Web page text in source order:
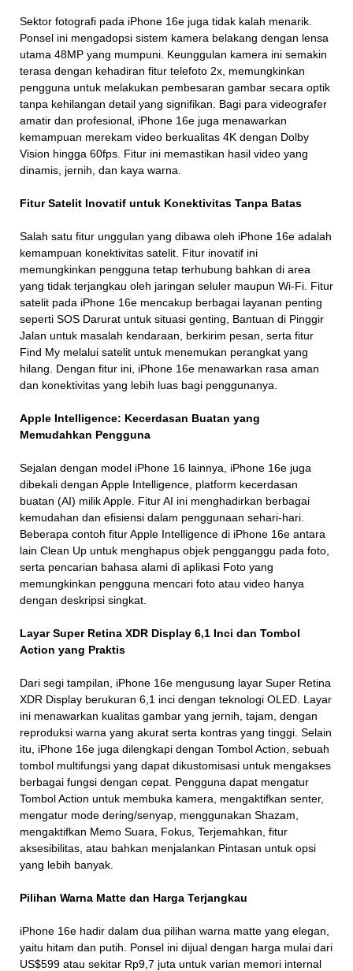
Sektor fotografi pada iPhone 16e juga tidak kalah menarik.
Ponsel ini mengadopsi sistem kamera belakang dengan lensa
utama 48MP yang mumpuni. Keunggulan kamera ini semakin
terasa dengan kehadiran fitur telefoto 2x, memungkinkan
pengguna untuk melakukan pembesaran gambar secara optik
tanpa kehilangan detail yang signifikan. Bagi para videografer
amatir dan profesional, iPhone 16e juga menawarkan
kemampuan merekam video berkualitas 4K dengan Dolby
Vision hingga 60fps. Fitur ini memastikan hasil video yang
dinamis, jernih, dan kaya warna.
Fitur Satelit Inovatif untuk Konektivitas Tanpa Batas
Salah satu fitur unggulan yang dibawa oleh iPhone 16e adalah
kemampuan konektivitas satelit. Fitur inovatif ini
memungkinkan pengguna tetap terhubung bahkan di area
yang tidak terjangkau oleh jaringan seluler maupun Wi-Fi. Fitur
satelit pada iPhone 16e mencakup berbagai layanan penting
seperti SOS Darurat untuk situasi genting, Bantuan di Pinggir
Jalan untuk masalah kendaraan, berkirim pesan, serta fitur
Find My melalui satelit untuk menemukan perangkat yang
hilang. Dengan fitur ini, iPhone 16e menawarkan rasa aman
dan konektivitas yang lebih luas bagi penggunanya.
Apple Intelligence: Kecerdasan Buatan yang
Memudahkan Pengguna
Sejalan dengan model iPhone 16 lainnya, iPhone 16e juga
dibekali dengan Apple Intelligence, platform kecerdasan
buatan (AI) milik Apple. Fitur AI ini menghadirkan berbagai
kemudahan dan efisiensi dalam penggunaan sehari-hari.
Beberapa contoh fitur Apple Intelligence di iPhone 16e antara
lain Clean Up untuk menghapus objek pengganggu pada foto,
serta pencarian bahasa alami di aplikasi Foto yang
memungkinkan pengguna mencari foto atau video hanya
dengan deskripsi singkat.
Layar Super Retina XDR Display 6,1 Inci dan Tombol
Action yang Praktis
Dari segi tampilan, iPhone 16e mengusung layar Super Retina
XDR Display berukuran 6,1 inci dengan teknologi OLED. Layar
ini menawarkan kualitas gambar yang jernih, tajam, dengan
reproduksi warna yang akurat serta kontras yang tinggi. Selain
itu, iPhone 16e juga dilengkapi dengan Tombol Action, sebuah
tombol multifungsi yang dapat dikustomisasi untuk mengakses
berbagai fungsi dengan cepat. Pengguna dapat mengatur
Tombol Action untuk membuka kamera, mengaktifkan senter,
mengatur mode dering/senyap, menggunakan Shazam,
mengaktifkan Memo Suara, Fokus, Terjemahkan, fitur
aksesibilitas, atau bahkan menjalankan Pintasan untuk opsi
yang lebih banyak.
Pilihan Warna Matte dan Harga Terjangkau
iPhone 16e hadir dalam dua pilihan warna matte yang elegan,
yaitu hitam dan putih. Ponsel ini dijual dengan harga mulai dari
US$599 atau sekitar Rp9,7 juta untuk varian memori internal